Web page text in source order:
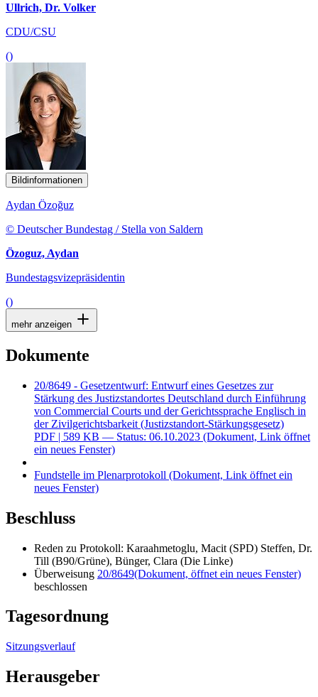
Ullrich, Dr. Volker
CDU/CSU
()
Bildinformationen
Aydan Özoğuz
© Deutscher Bundestag / Stella von Saldern
Özoguz, Aydan
Bundestagsvizepräsidentin
()
mehr anzeigen
Dokumente
20/8649 - Gesetzentwurf: Entwurf eines Gesetzes zur
Stärkung des Justizstandortes Deutschland durch Einführung
von Commercial Courts und der Gerichtssprache Englisch in
der Zivilgerichtsbarkeit (Justizstandort-Stärkungsgesetz)
PDF | 589 KB — Status: 06.10.2023 (Dokument, Link öffnet
ein neues Fenster)
Fundstelle im Plenarprotokoll (Dokument, Link öffnet ein
neues Fenster)
Beschluss
Reden zu Protokoll: Karaahmetoglu, Macit (SPD) Steffen, Dr.
Till (B90/Grüne), Bünger, Clara (Die Linke)
Überweisung 20/8649(Dokument, öffnet ein neues Fenster)
beschlossen
Tagesordnung
Sitzungsverlauf
Herausgeber